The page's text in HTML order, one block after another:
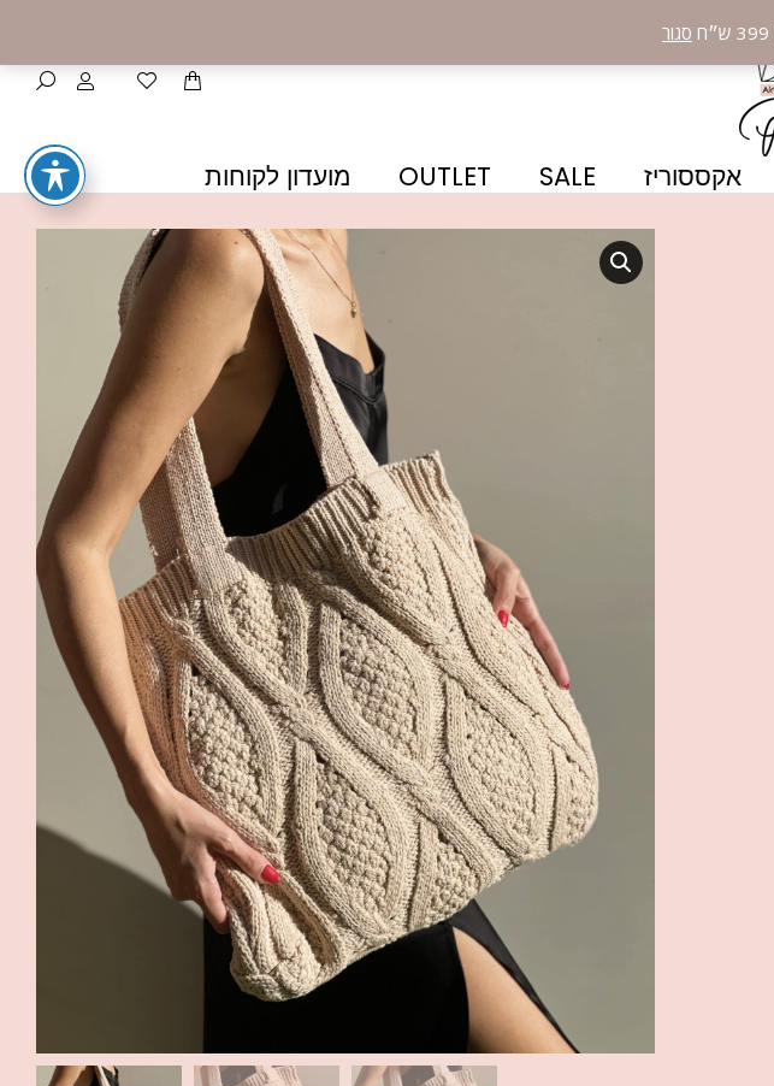
סגור
אקססוריז SALE
OUTLET
מועדון לקוחות